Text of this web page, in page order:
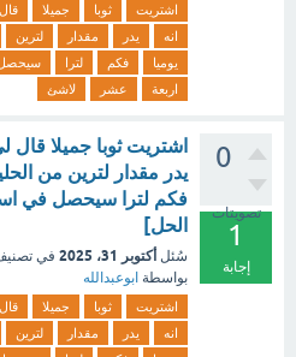
اشتريت ثوبا جميلا قال
انه
يدر مقدار لترين
يوميا
فكم لترا
اربعة
عشر لاشئ
0
تصويتات
1
إجابة
اشتريت ثوبا جميلا قال
يدر مقدار لترين من
فكم لترا سيحصل في
الحل]
سُئل أكتوبر 31، 2025 في
بواسطة ابوعبدالله
اشتريت ثوبا جميلا قال
انه
يدر مقدار لترين